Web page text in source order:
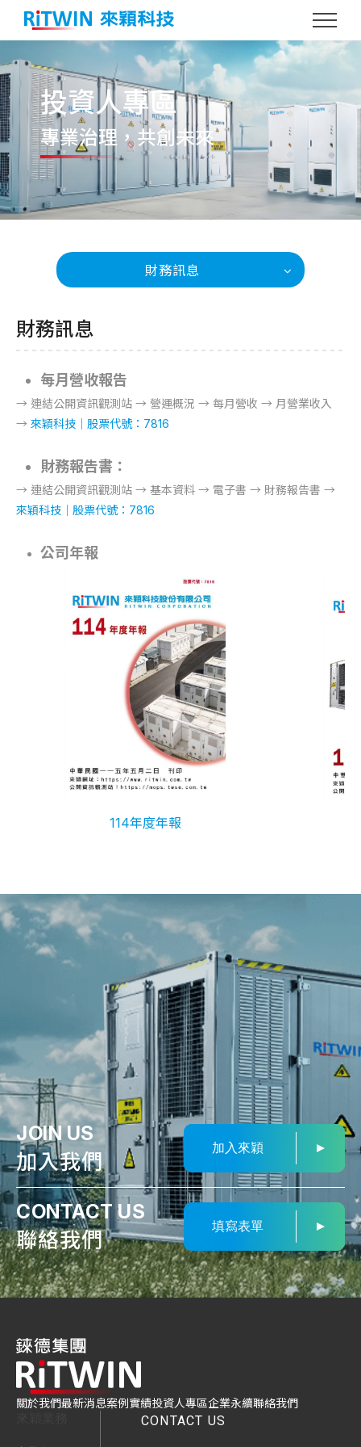
投資人專區
專業治理 ，共創未來
財務訊息
財務訊息
每月營收報告
→ 連結公開資訊觀測站 → 營運概況 → 每月營收 → 月營業收入
→ 來穎科技｜股票代號：7816
財務報告書：
→ 連結公開資訊觀測站 → 基本資料 → 電子書 → 財務報告書 →
來穎科技｜股票代號：7816
公司年報
114年度年報
JOIN US
加入我們
加入來穎
CONTACT US
聯絡我們
填寫表單
關於我們最新消息案例實績投資人專區企業永續聯絡我們
CONTACT US